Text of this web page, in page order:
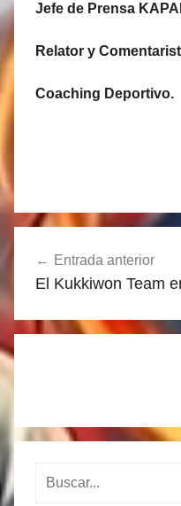
Jefe de Prensa
Relator y
Coaching Deportivo.
de
Entrada anterior
El Kukkiwon Team
Buscar: